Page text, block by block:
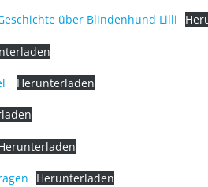
über Blindenhund Lilli
Herunterladen
Herunterladen